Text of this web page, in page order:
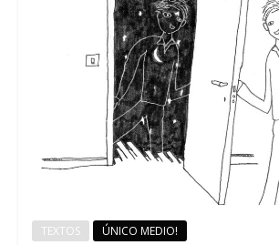
TEXTOS ÚNICO MEDIO!